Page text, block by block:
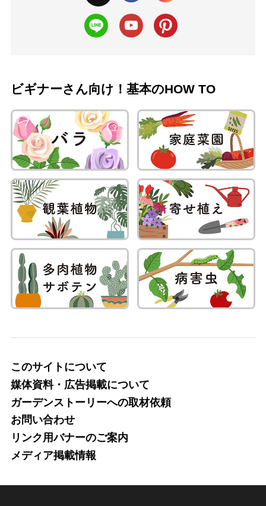
ビギナーさん向け！基本のHOW TO
このサイトについて
媒体資料・広告掲載について
ガーデンストーリーへの取材依頼
お問い合わせ
リンク用バナーのご案内
メディア掲載情報